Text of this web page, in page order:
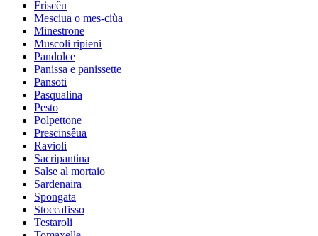
Friscêu
Mesciua o mes-ciùa
Minestrone
Muscoli ripieni
Pandolce
Panissa e panissette
Pansoti
Pasqualina
Pesto
Polpettone
Prescinsêua
Ravioli
Sacripantina
Salse al mortaio
Sardenaira
Spongata
Stoccafisso
Testaroli